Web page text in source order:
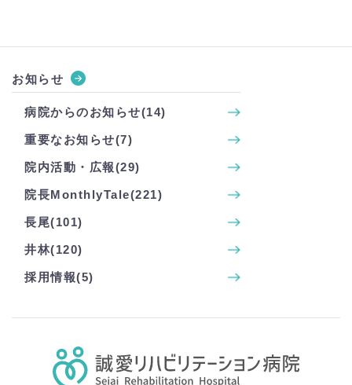
お知らせ
病院からのお知らせ(14)
重要なお知らせ(7)
院内活動・広報(29)
院長MonthlyTale(221)
長尾(101)
井林(120)
採用情報(5)